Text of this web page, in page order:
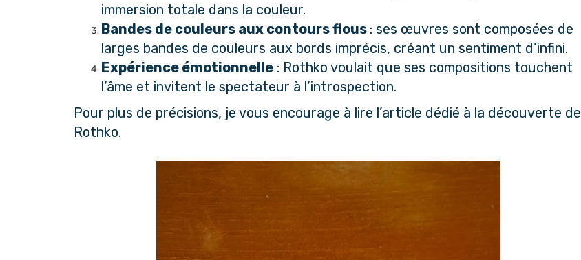
immersion totale dans la couleur.
Bandes de couleurs aux contours flous : ses œuvres sont composées de
larges bandes de couleurs aux bords imprécis, créant un sentiment d’infini.
Expérience émotionnelle : Rothko voulait que ses compositions touchent
l’âme et invitent le spectateur à l’introspection.
Pour plus de précisions, je vous encourage à lire l’article dédié à la découverte de
Rothko.